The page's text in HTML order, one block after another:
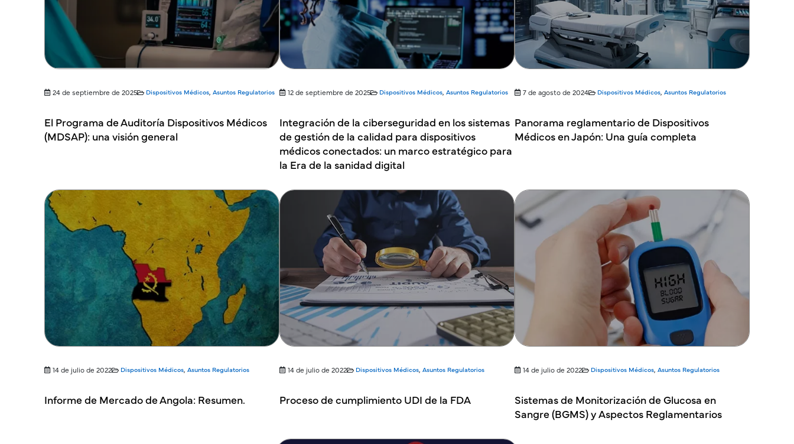
24 de septiembre de 2025 Dispositivos Médicos, Asuntos Regulatorios
El Programa de Auditoría Dispositivos Médicos
(MDSAP): una visión general
12 de septiembre de 2025 Dispositivos Médicos, Asuntos Regulatorios
Integración de la ciberseguridad en los sistemas
de gestión de la calidad para dispositivos
médicos conectados: un marco estratégico para
la Era de la sanidad digital
7 de agosto de 2024 Dispositivos Médicos,Asuntos Regulatorios
Panorama reglamentario de Dispositivos
Médicos en Japón: Una guía completa
14 de julio de 2022 Dispositivos Médicos, Asuntos Regulatorios
Informe de Mercado de Angola: Resumen.
14 de julio de 2022 Dispositivos Médicos, Asuntos Regulatorios
Proceso de cumplimiento UDI de la FDA
14 de julio de 2022 Dispositivos Médicos,Asuntos Regulatorios
Sistemas de Monitorización de Glucosa en
Sangre (BGMS) y Aspectos Reglamentarios